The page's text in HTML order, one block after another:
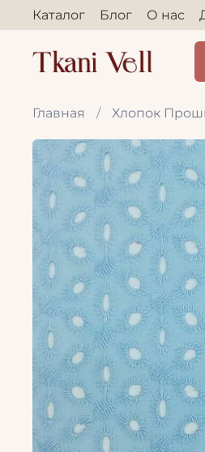
Каталог Блог О нас
Главная Хлопок